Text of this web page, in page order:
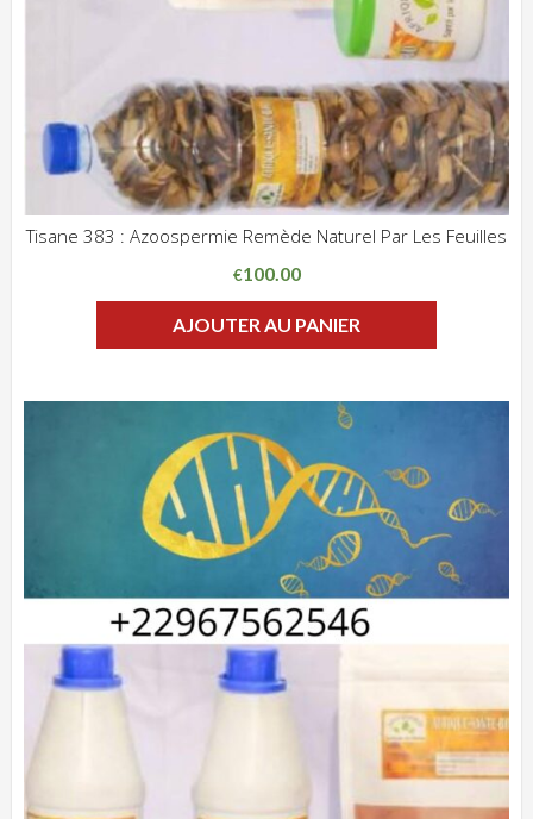
Tisane 383 : Azoospermie Remède Naturel Par Les Feuilles
€100.00
AJOUTER AU PANIER